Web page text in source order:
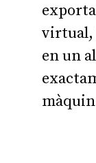
virtual,
en un